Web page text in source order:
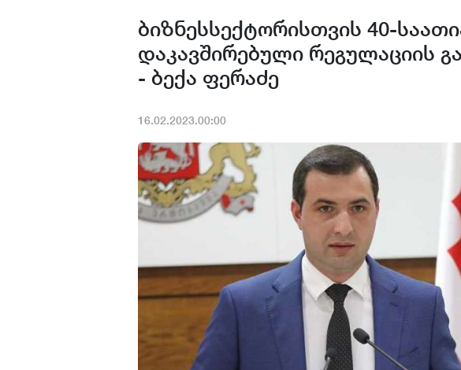
ბიზნესსექტორისთვის 40-
დაკავშირებული რეგულაციის
- ბექა ფერაძე
16.02.2023.00:00